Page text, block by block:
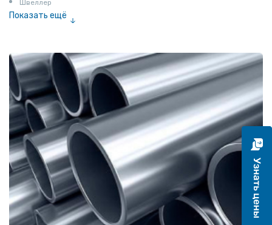
Швеллер
Показать ещё
Катанка
Шестигранник
Полособульб
Полукруг
Шпунт Ларсена